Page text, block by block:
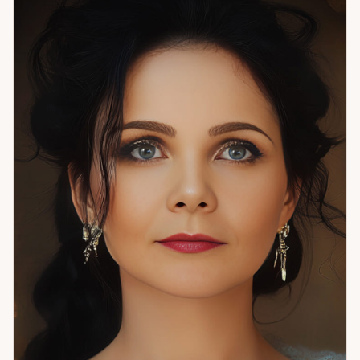
предназначении, о ситуациях, где логика не даёт ответа.
Сочетание трёх методов особенно важно в многослойных,
затяжных историях — там, где один угол зрения даёт
неполную картину. Если чувствуете, что что-то идёт не так,
но объяснить это трудно — приходите. Разберёмся вместе.